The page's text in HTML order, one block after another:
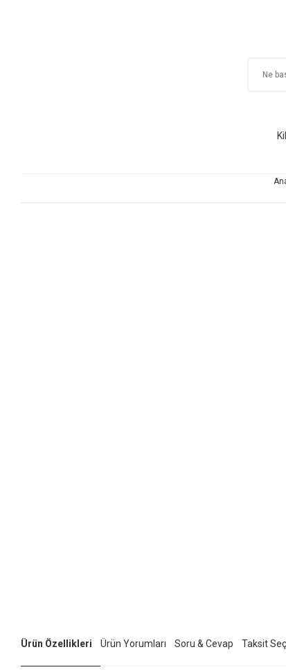
Ürün Özellikleri Ürün Yorumları Soru & Cevap Taksit